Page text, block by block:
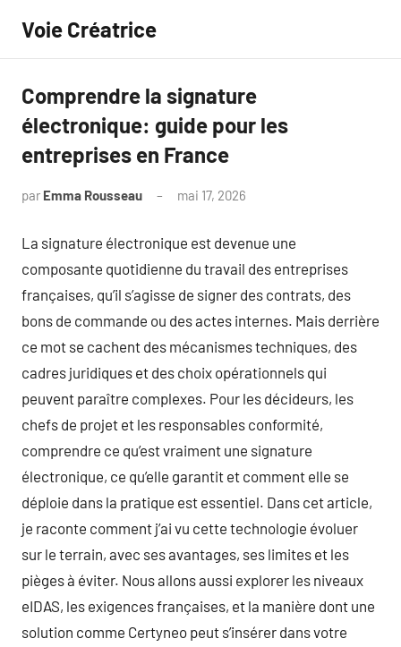
contenu
Voie Créatrice
Comprendre la signature
électronique: guide pour les
entreprises en France
par Emma Rousseau mai 17, 2026
La signature électronique est devenue une
composante quotidienne du travail des entreprises
françaises, qu’il s’agisse de signer des contrats, des
bons de commande ou des actes internes. Mais derrière
ce mot se cachent des mécanismes techniques, des
cadres juridiques et des choix opérationnels qui
peuvent paraître complexes. Pour les décideurs, les
chefs de projet et les responsables conformité,
comprendre ce qu’est vraiment une signature
électronique, ce qu’elle garantit et comment elle se
déploie dans la pratique est essentiel. Dans cet article,
je raconte comment j’ai vu cette technologie évoluer
sur le terrain, avec ses avantages, ses limites et les
pièges à éviter. Nous allons aussi explorer les niveaux
eIDAS, les exigences françaises, et la manière dont une
solution comme Certyneo peut s’insérer dans votre